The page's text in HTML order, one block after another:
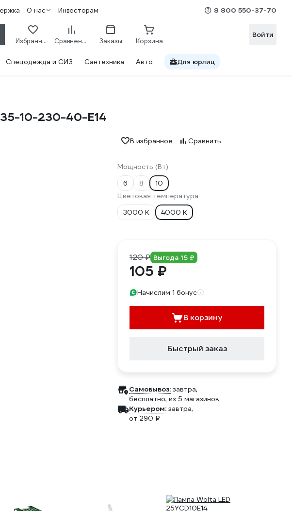
О нас Инвесторам 8 800 550-37-70
Избранное Сравнение Заказы Корзина
Войти
Спецодежда и СИЗ Сантехника Авто Для юрлиц
10-230-40-E14
В избранное Сравнить
Мощность (Вт)
6
8
10
Цветовая температура
3000 К
4000 К
120 ₽ Выгода 15 ₽
105 ₽
Начислим 1 бонус
В корзину
Быстрый заказ
Самовывоз: завтра,
бесплатно, из 5 магазинов
Курьером: завтра,
от 290 ₽